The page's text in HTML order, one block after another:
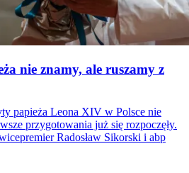
nie znamy, ale ruszamy z
papieża Leona XIV w Polsce nie
przygotowania już się rozpoczęły.
Radosław Sikorski i abp